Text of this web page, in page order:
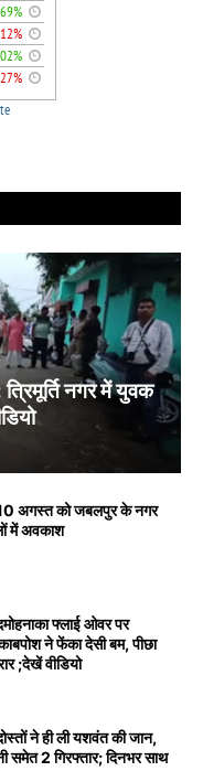
नगर में युवक
अगस्त को जबलपुर के नगर
में अवकाश
फ्लाई ओवर पर
ने फेंका देसी बम, पीछा
;देखें वीडियो
ने ही ली यशवंत की जान,
समेत 2 गिरफ्तार; दिनभर साथ